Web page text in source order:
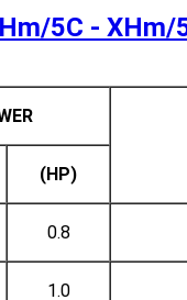
5C - XHm/
(HP)
0.8
1.0